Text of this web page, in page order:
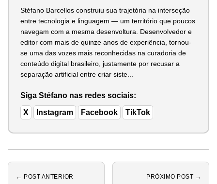
Stéfano Barcellos construiu sua trajetória na interseção
entre tecnologia e linguagem — um território que poucos
navegam com a mesma desenvoltura. Desenvolvedor e
editor com mais de quinze anos de experiência, tornou-
se uma das vozes mais reconhecidas na curadoria de
conteúdo digital brasileiro, justamente por recusar a
separação artificial entre criar siste...
Siga Stéfano nas redes sociais:
X Instagram Facebook TikTok
← POST ANTERIOR PRÓXIMO POST →